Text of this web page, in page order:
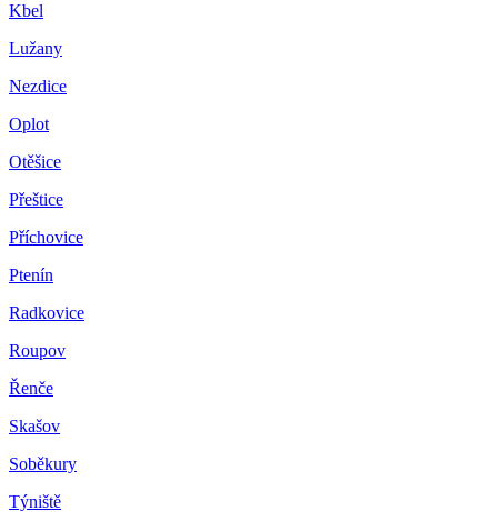
Kbel
Lužany
Nezdice
Oplot
Otěšice
Přeštice
Příchovice
Ptenín
Radkovice
Roupov
Řenče
Skašov
Soběkury
Týniště